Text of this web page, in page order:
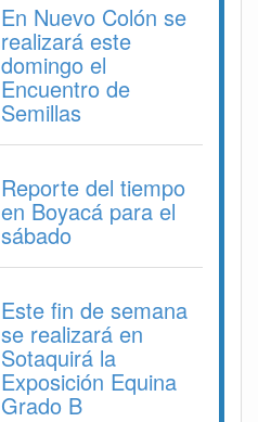
En Nuevo Colón se
realizará este
domingo el
Encuentro de
Semillas
Reporte del tiempo
en Boyacá para el
sábado
Este fin de semana
se realizará en
Sotaquirá la
Exposición Equina
Grado B